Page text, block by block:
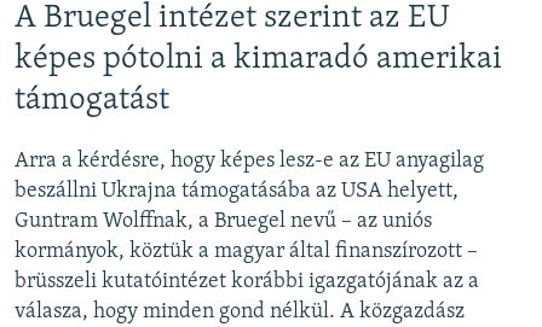
A Bruegel intézet szerint az EU
képes pótolni a kimaradó amerikai
támogatást
Arra a kérdésre, hogy képes lesz-e az EU anyagilag
beszállni Ukrajna támogatásába az USA helyett,
Guntram Wolffnak, a Bruegel nevű – az uniós
kormányok, köztük a magyar által finanszírozott –
brüsszeli kutatóintézet korábbi igazgatójának az a
válasza, hogy minden gond nélkül. A közgazdász